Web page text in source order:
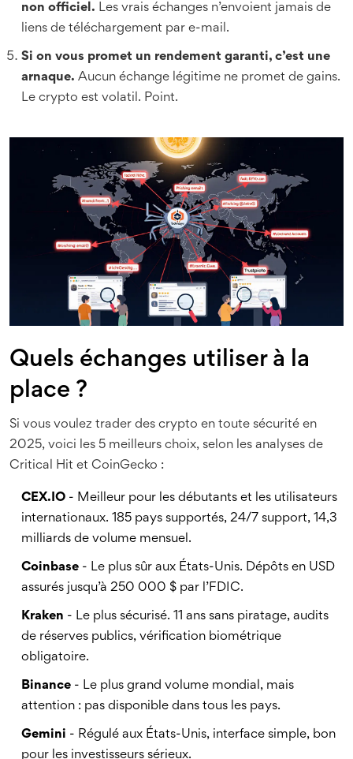
non officiel. Les vrais échanges n’envoient jamais de
liens de téléchargement par e-mail.
Si on vous promet un rendement garanti, c’est une
arnaque. Aucun échange légitime ne promet de gains.
Le crypto est volatil. Point.
Quels échanges utiliser à la
place ?
Si vous voulez trader des crypto en toute sécurité en
2025, voici les 5 meilleurs choix, selon les analyses de
Critical Hit et CoinGecko :
CEX.IO - Meilleur pour les débutants et les utilisateurs
internationaux. 185 pays supportés, 24/7 support, 14,3
milliards de volume mensuel.
Coinbase - Le plus sûr aux États-Unis. Dépôts en USD
assurés jusqu’à 250 000 $ par l’FDIC.
Kraken - Le plus sécurisé. 11 ans sans piratage, audits
de réserves publics, vérification biométrique
obligatoire.
Binance - Le plus grand volume mondial, mais
attention : pas disponible dans tous les pays.
Gemini - Régulé aux États-Unis, interface simple, bon
pour les investisseurs sérieux.